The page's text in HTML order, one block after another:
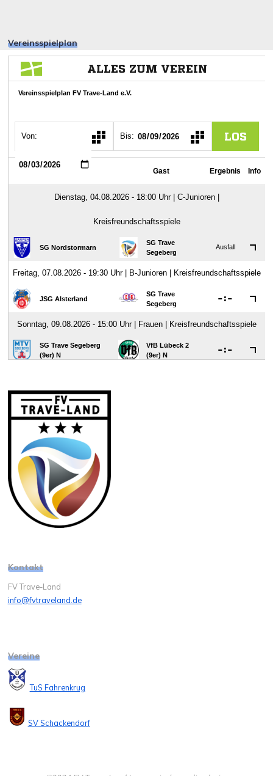
Vereinsspielplan
Kontakt
FV Trave-Land
info@fvtraveland.de
Vereine
TuS Fahrenkrug
SV Schackendorf